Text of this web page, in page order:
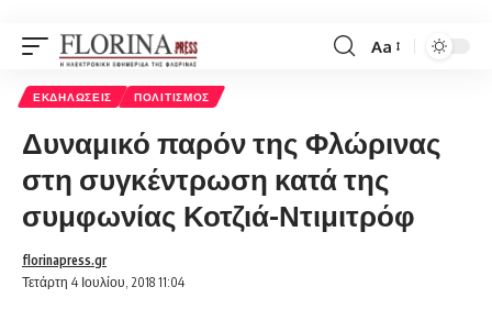
Font
Aa
ΕΚΔΗΛΏΣΕΙΣ ΠΟΛΙΤΙΣΜΌΣ
Δυναμικό παρόν της Φλώρινας
στη συγκέντρωση κατά της
συμφωνίας Κοτζιά-Ντιμιτρόφ
Τετάρτη 4 Ιουλίου, 2018 11:04
florinapress.gr